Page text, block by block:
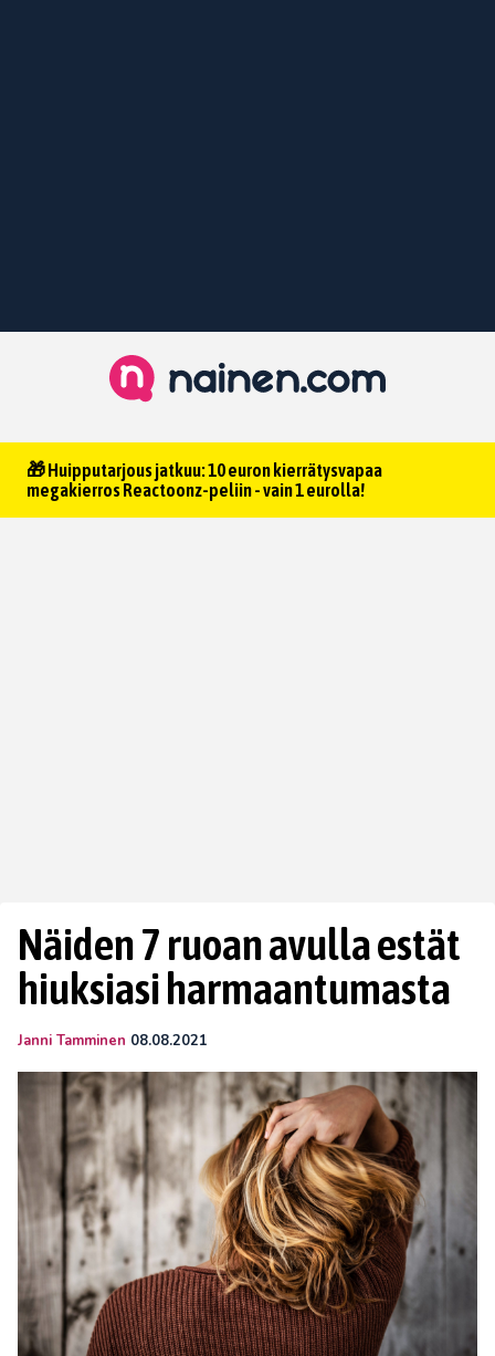
🎁 Huipputarjous jatkuu: 10 euron kierrätysvapaa
megakierros Reactoonz-peliin - vain 1 eurolla!
Näiden 7 ruoan avulla estät
hiuksiasi harmaantumasta
Janni Tamminen 08.08.2021